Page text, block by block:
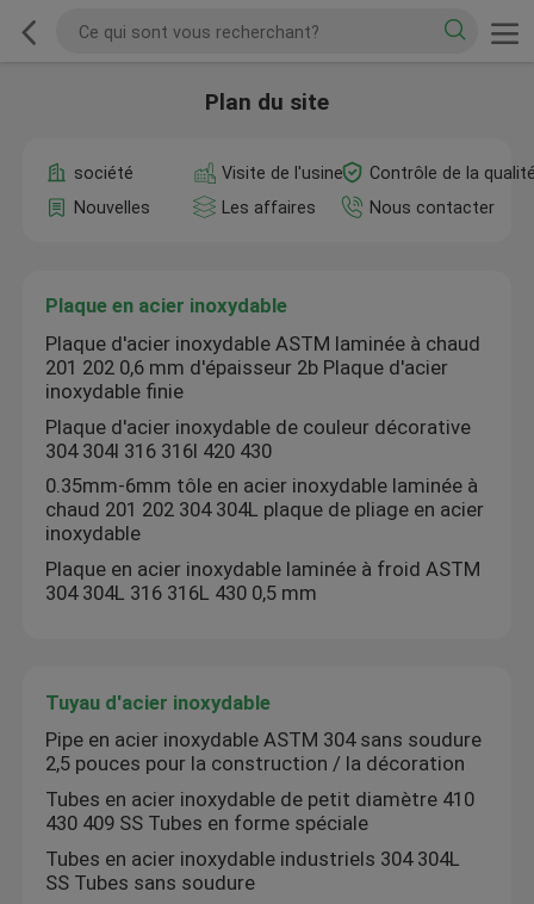
Plan du site
société Visite de l'usine
Contrôle de la
Nouvelles
Les affaires Nous contacter
Plaque en acier inoxydable
Plaque d'acier inoxydable ASTM laminée à chaud
201 202 0,6 mm d'épaisseur 2b Plaque d'acier
inoxydable finie
Plaque d'acier inoxydable de couleur décorative
304 304l 316 316l 420 430
0.35mm-6mm tôle en acier inoxydable laminée à
chaud 201 202 304 304L plaque de pliage en acier
inoxydable
Plaque en acier inoxydable laminée à froid ASTM
304 304L 316 316L 430 0,5 mm
Tuyau d'acier inoxydable
Pipe en acier inoxydable ASTM 304 sans soudure
2,5 pouces pour la construction / la décoration
Tubes en acier inoxydable de petit diamètre 410
430 409 SS Tubes en forme spéciale
Tubes en acier inoxydable industriels 304 304L
SS Tubes sans soudure